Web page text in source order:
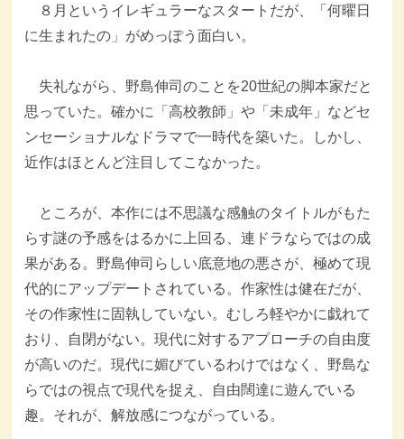
８月というイレギュラーなスタートだが、「何曜日
に生まれたの」がめっぽう面白い。
失礼ながら、野島伸司のことを20世紀の脚本家だと
思っていた。確かに「高校教師」や「未成年」などセ
ンセーショナルなドラマで一時代を築いた。しかし、
近作はほとんど注目してこなかった。
ところが、本作には不思議な感触のタイトルがもた
らす謎の予感をはるかに上回る、連ドラならではの成
果がある。野島伸司らしい底意地の悪さが、極めて現
代的にアップデートされている。作家性は健在だが、
その作家性に固執していない。むしろ軽やかに戯れて
おり、自閉がない。現代に対するアプローチの自由度
が高いのだ。現代に媚びているわけではなく、野島な
らではの視点で現代を捉え、自由闊達に遊んでいる
趣。それが、解放感につながっている。